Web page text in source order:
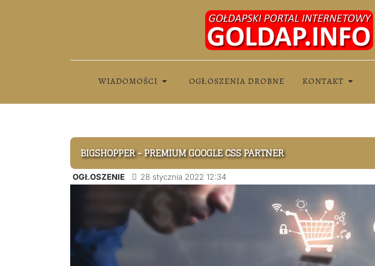
WIADOMOŚCI OGŁOSZENIA DROBNE KONTAKT
BIGSHOPPER - PREMIUM GOOGLE CSS PARTNER
OGŁOSZENIE 28 stycznia 2022 12:34